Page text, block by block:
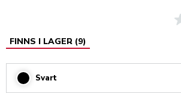
FINNS I LAGER (9)
Svart